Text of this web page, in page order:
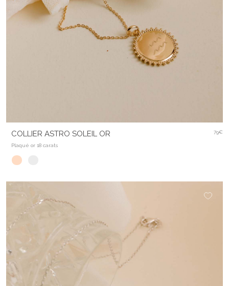
COLLIER ASTRO SOLEIL OR
Plaqué or 18 carats
79€